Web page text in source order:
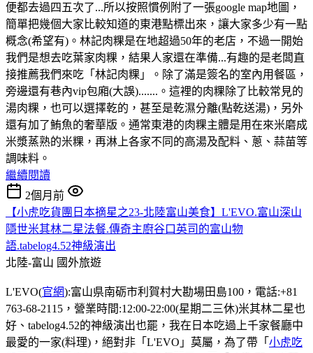
便都去過四五次了...所以按照慣例附了一張google map地圖，
簡單把幾個大家比較知道的東港點標出來，讓大家多少有一點
概念(希望有)。林記肉粿是在地超過50年的老店，不過一開始
我們是想去吃葉家肉粿，結果人家還在準備...有趣的是老闆直
接推薦我們來吃「林記肉粿」。除了滿是簽名的室內用餐區，
旁邊還有巷內vip包廂(大誤).......。這裡的肉粿除了比較常見的
湯肉粿，也可以選擇乾的，甚至是乾濕分離(點乾送湯)，另外
還有加了鮪魚的奢華版。通常東港的肉粿主體是用在來米磨成
米漿蒸熟的米粿，再淋上各家不同的高湯及配料、蔥、蒜苗等
調味料。
繼續閱讀
2個月前
【小虎吃貨團日本摘星之23-北陸富山美食】L'EVO.富山深山
隱世米其林二星法餐.傳奇主廚谷口英司的富山物
語.tabelog4.52神級演出
北陸-富山 國外旅遊
L'EVO(官網):富山県南砺市利賀村大勘場田島100，電話:+81
763-68-2115，營業時間:12:00-22:00(星期二三休)米其林二星也
好、tabelog4.52的神級演出也罷，我在日本吃過上千家餐廳中
最愛的一家(料理)，絕對非「L'EVO」莫屬，為了帶「 小虎吃